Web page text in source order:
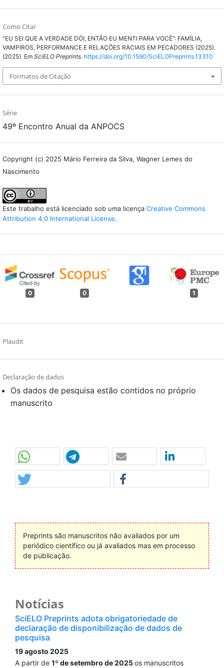
Como Citar
“EU SEI QUE A VERDADE DÓI, ENTÃO EU MENTI PARA VOCÊ”: FAMÍLIA,
VAMPIROS, PERFORMANCE E RELAÇÕES RACIAIS EM PECADORES (2025).
(2025). Em SciELO Preprints. https://doi.org/10.1590/SciELOPreprints.13310
Formatos de Citação
Série
49º Encontro Anual da ANPOCS
Copyright (c) 2025 Mário Ferreira da Silva, Wagner Lemes do
Nascimento
Este trabalho está licenciado sob uma licença Creative Commons
Attribution 4.0 International License.
0 0 1
Plaudit
Declaração de dados
Os dados de pesquisa estão contidos no próprio
manuscrito
Preprints são manuscritos não avaliados por um
periódico científico ou já avaliados mas em processo
de publicação.
Notícias
SciELO Preprints adota obrigatoriedade de
declaração de disponibilização de dados de
pesquisa
19 agosto 2025
A partir de 1º de setembro de 2025os manuscritos